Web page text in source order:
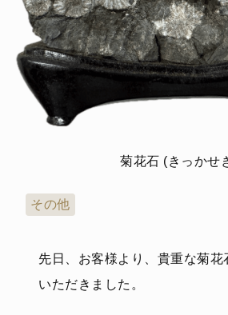
菊花石 (きっかせ
その他
先日、お客様より、貴重な菊花
いただきました。